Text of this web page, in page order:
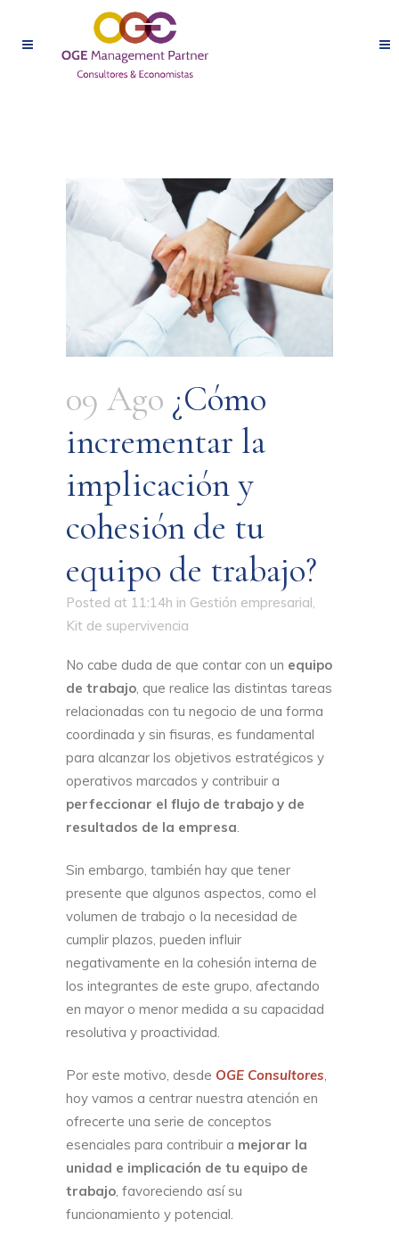
09 Ago ¿Cómo
incrementar la
implicación y
cohesión de tu
equipo de trabajo?
Posted at 11:14h in Gestión empresarial
Kit de supervivencia
No cabe duda de que contar con un equipo
de trabajo , que realice las distintas tareas
relacionadas con tu negocio de una forma
coordinada y sin fisuras, es fundamental
para alcanzar los objetivos estratégicos y
operativos marcados y contribuir a
perfeccionar el flujo de trabajo y de
resultados de la empresa
Sin embargo, también hay que tener
presente que algunos aspectos, como el
volumen de trabajo o la necesidad de
cumplir plazos, pueden influir
negativamente en la cohesión interna de
los integrantes de este grupo, afectando
en mayor o menor medida a su capacidad
resolutiva y proactividad.
Por este motivo, desde OGE Consultores
hoy vamos a centrar nuestra atención en
ofrecerte una serie de conceptos
esenciales para contribuir a mejorar la
unidad e implicación de tu equipo de
trabajo , favoreciendo así su
funcionamiento y potencial.